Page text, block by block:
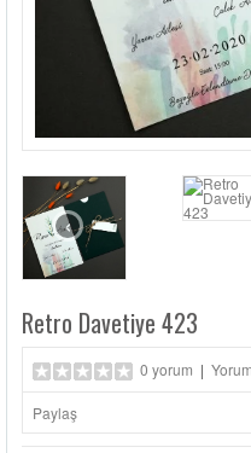
DAVETIYE SÖZLERI
İLETIŞIM
‹
Retro Davetiye 423
0 yorum |
Paylaş